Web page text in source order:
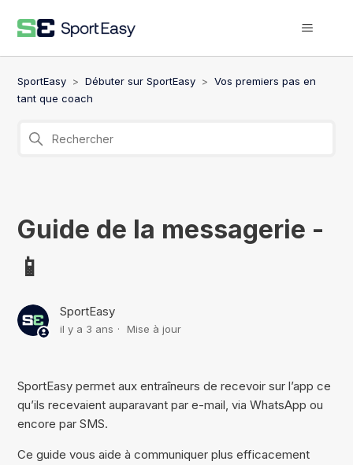
SportEasy Débuter sur SportEasy
Vos premiers pas en
tant que coach
Guide de la messagerie -
📱
SportEasy
il y a 3 ans Mise à jour
SportEasy permet aux entraîneurs de recevoir sur l’app ce
qu’ils recevaient auparavant par e-mail, via WhatsApp ou
encore par SMS.
Ce guide vous aide à communiquer plus efficacement